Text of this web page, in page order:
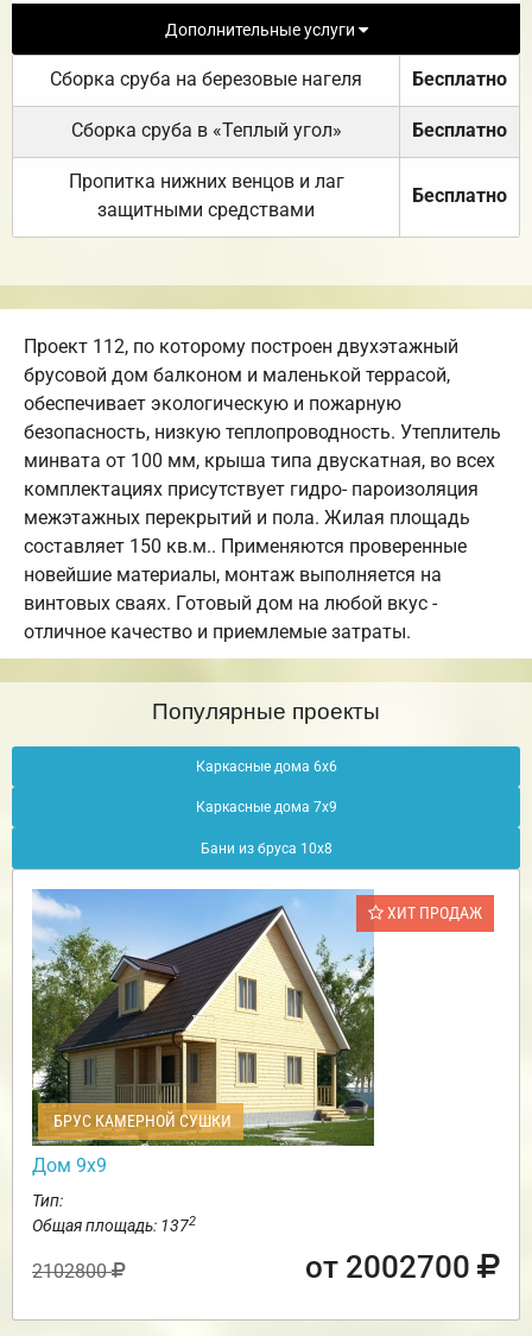
Дополнительные услуги
Сборка сруба на березовые нагеля Бесплатно
Сборка сруба в «Теплый угол» Бесплатно
Пропитка нижних венцов и лаг
защитными средствами
Бесплатно
Проект 112, по которому построен двухэтажный
брусовой дом балконом и маленькой террасой,
обеспечивает экологическую и пожарную
безопасность, низкую теплопроводность. Утеплитель
минвата от 100 мм, крыша типа двускатная, во всех
комплектациях присутствует гидро- пароизоляция
межэтажных перекрытий и пола. Жилая площадь
составляет 150 кв.м.. Применяются проверенные
новейшие материалы, монтаж выполняется на
винтовых сваях. Готовый дом на любой вкус -
отличное качество и приемлемые затраты.
Популярные проекты
Каркасные дома 6х6
Каркасные дома 7х9
Бани из бруса 10х8
ХИТ ПРОДАЖ
БРУС КАМЕРНОЙ СУШКИ
Дом 9х9
Тип:
Общая площадь: 1372
2102800 от 2002700